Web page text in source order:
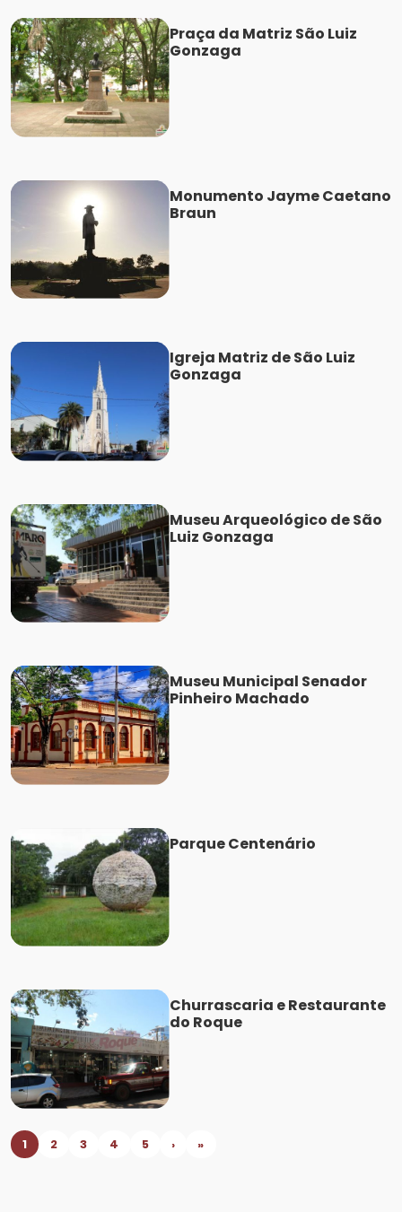
Praça da Matriz São Luiz
Gonzaga
Monumento Jayme Caetano
Braun
Igreja Matriz de São Luiz
Gonzaga
Museu Arqueológico de São
Luiz Gonzaga
Museu Municipal Senador
Pinheiro Machado
Parque Centenário
Churrascaria e Restaurante
do Roque
1 2 3 4 5 › »